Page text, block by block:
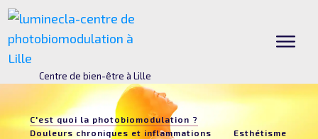
Centre de bien-être à Lille
C'est quoi la photobiomodulation ?
Douleurs chroniques et inflammations
Esthétisme